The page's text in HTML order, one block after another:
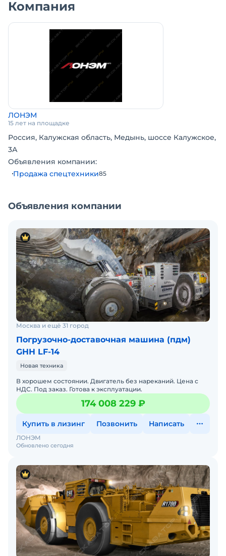
Компания
ЛОНЭМ
15 лет на площадке
Россия, Калужская область, Медынь, шоссе Калужское,
3А
Объявления компании:
Продажа спецтехники85
Объявления компании
Москва и ещё 31 город
Погрузочно-доставочная машина (пдм)
GHH LF-14
Новая техника
В хорошем состоянии. Двигатель без нареканий. Цена с
НДС. Под заказ. Готова к эксплуатации.
174 008 229 ₽
Купить в лизинг Позвонить Написать
Обновлено сегодня
ЛОНЭМ